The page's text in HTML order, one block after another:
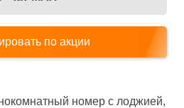
номер с лоджией,
по акции